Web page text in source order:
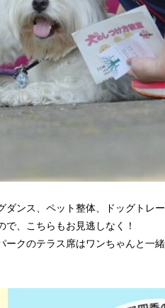
ンス、ペット整体、ドッグトレ
、こちらもお見逃しなく！
クのテラス席はワンちゃんと一